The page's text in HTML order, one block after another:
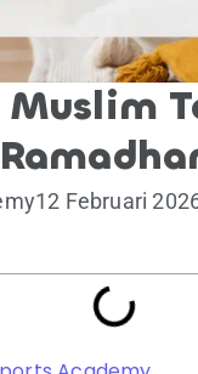
12 Februari